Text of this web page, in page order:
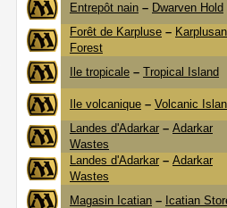
Entrepôt nain – Dwarven Hold
Forêt de Karpluse – Karplusan
Forest
Ile tropicale – Tropical Island
Ile volcanique – Volcanic
Landes d'Adarkar – Adarkar
Wastes
Landes d'Adarkar – Adarkar
Wastes
Magasin Icatian – Icatian